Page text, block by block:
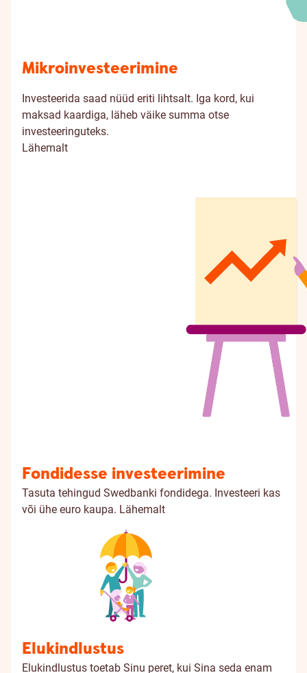
Mikroinvesteerimine
Investeerida saad nüüd eriti lihtsalt. Iga kord, kui
maksad kaardiga, läheb väike summa otse
investeeringuteks.
Lähemalt
Fondidesse investeerimine
Tasuta tehingud Swedbanki fondidega. Investeeri kas
või ühe euro kaupa. Lähemalt
Elukindlustus
Elukindlustus toetab Sinu peret, kui Sina seda enam